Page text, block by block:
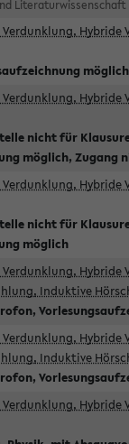
Literaturwissenschaft
Verdunklung,
Verdunklung,
nicht für
möglich, Zugang
Verdunklung,
nicht für
möglich
Verdunklung,
Induktive
Verdunklung,
Induktive
Verdunklung,